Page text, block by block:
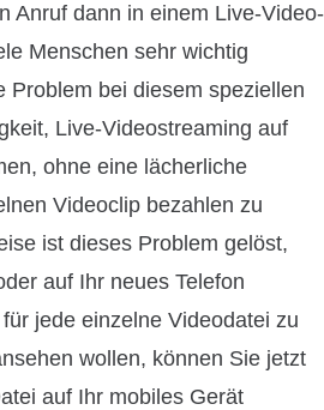
Anruf dann in einem Live-Video-
Menschen sehr wichtig
Problem bei diesem speziellen
Live-Videostreaming auf
ohne eine lächerliche
Videoclip bezahlen zu
ist dieses Problem gelöst,
auf Ihr neues Telefon
jede einzelne Videodatei zu
wollen, können Sie jetzt
auf Ihr mobiles Gerät